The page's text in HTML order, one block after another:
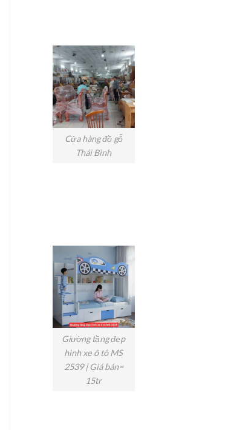
Cửa hàng đồ gỗ
Thái Bình
Giường tầng đẹp
hình xe ô tô MS
2539 | Giá bán=
15tr